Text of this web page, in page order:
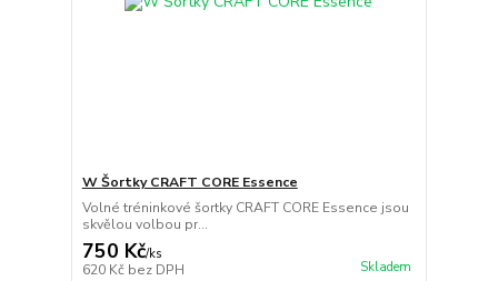
W Šortky CRAFT CORE Essence
Volné tréninkové šortky CRAFT CORE Essence jsou
skvělou volbou pr...
750 Kč/ks
620 Kč bez DPH Skladem